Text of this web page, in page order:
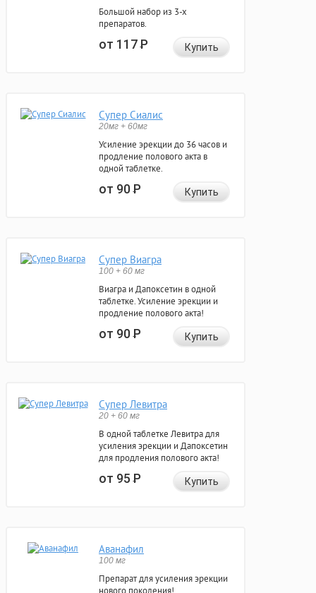
Большой набор из 3-х
препаратов.
от 117Р Купить
Супер Сиалис
20мг + 60мг
Усиление эрекции до 36 часов и
продление полового акта в
одной таблетке.
от 90Р Купить
Супер Виагра
100 + 60 мг
Виагра и Дапоксетин в одной
таблетке. Усиление эрекции и
продление полового акта!
от 90Р Купить
Супер Левитра
20 + 60 мг
В одной таблетке Левитра для
усиления эрекции и Дапоксетин
для продления полового акта!
от 95Р Купить
Аванафил
100 мг
Препарат для усиления эрекции